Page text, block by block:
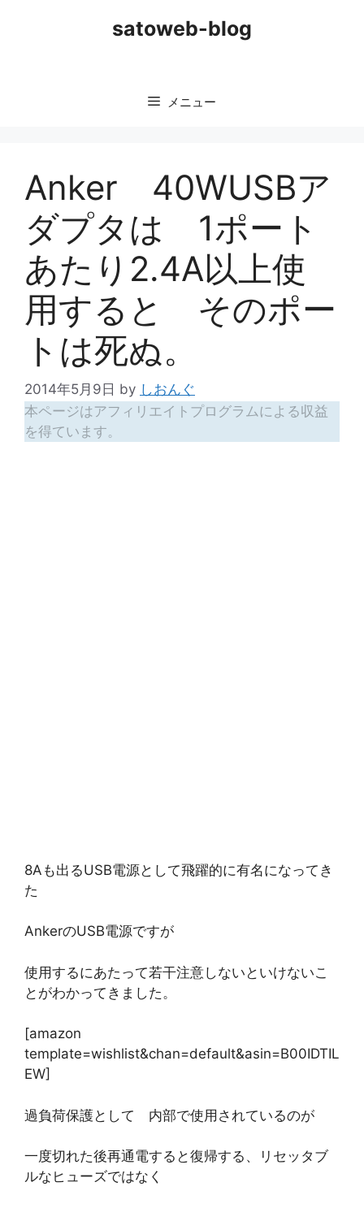
satoweb-blog
メニュー
Anker 40WUSBア
ダプタは 1ポート
あたり2.4A以上使
用すると そのポー
トは死ぬ。
2014年5月9日 by しおんぐ
本ページはアフィリエイトプログラムによる収益
を得ています。
8Aも出るUSB電源として飛躍的に有名になってき
た
AnkerのUSB電源ですが
使用するにあたって若干注意しないといけないこ
とがわかってきました。
[amazon
template=wishlist&chan=default&asin=B00IDTIL
EW]
過負荷保護として 内部で使用されているのが
一度切れた後再通電すると復帰する、リセッタブ
ルなヒューズではなく